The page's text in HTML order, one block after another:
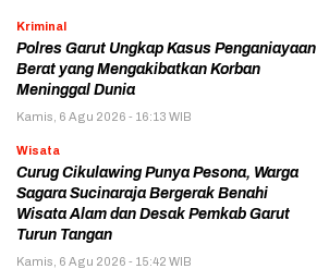
Kriminal
Polres Garut Ungkap Kasus Penganiayaan
Berat yang Mengakibatkan Korban
Meninggal Dunia
Kamis, 6 Agu 2026 - 16:13 WIB
Wisata
Curug Cikulawing Punya Pesona, Warga
Sagara Sucinaraja Bergerak Benahi
Wisata Alam dan Desak Pemkab Garut
Turun Tangan
Kamis, 6 Agu 2026 - 15:42 WIB